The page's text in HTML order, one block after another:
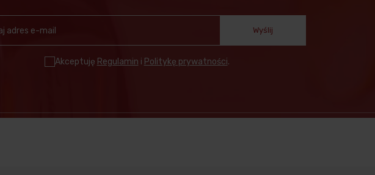
Wyślij
Akceptuję Regulamin i Politykę prywatności.